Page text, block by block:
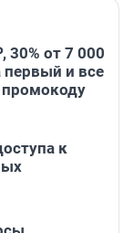
30% от 7 000
первый и все
к